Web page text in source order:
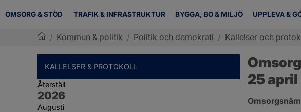
OMSORG & STÖD TRAFIK & INFRASTRUKTUR BYGGA, BO & MILJÖ UPPLEVA &
/ Kommun & politik / Politik och demokrati / Kallelser och
KALLELSER & PROTOKOLL
Återställ
År:
2026
Augusti
25 april